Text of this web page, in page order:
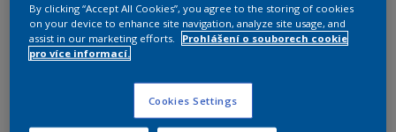
Najít výrobek v tomto odstínu
By clicking “Accept All Cookies”, you agree to the storing of cookies
on your device to enhance site navigation, analyze site usage, and
assist in our marketing efforts.
Prohlášení o souborech cookie
pro více informací.
Cookies Settings